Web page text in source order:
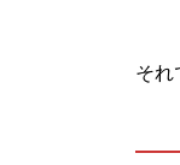
それ